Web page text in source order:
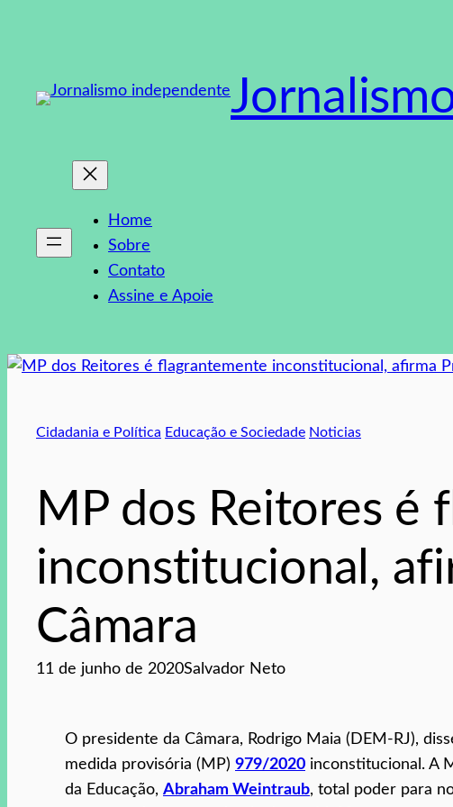
conteúdo
Home
Sobre
Contato
Assine e Apoie
Cidadania e Política Educação e Sociedade Noticias
MP dos Reitores é
inconstitucional,
Câmara
11 de junho de 2020Salvador Neto
O presidente da Câmara, Rodrigo Maia (DEM-RJ),
medida provisória (MP) 979/2020 inconstitucional. A
da Educação, Abraham Weintraub, total poder para